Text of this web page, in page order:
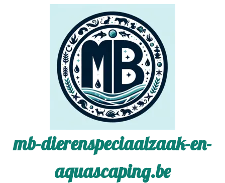
mb-dierenspeciaalzaak-en-
aquascaping.be